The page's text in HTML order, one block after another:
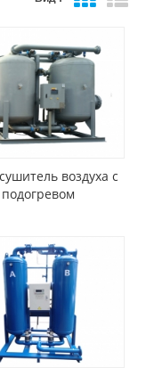
воздуха с
подогревом